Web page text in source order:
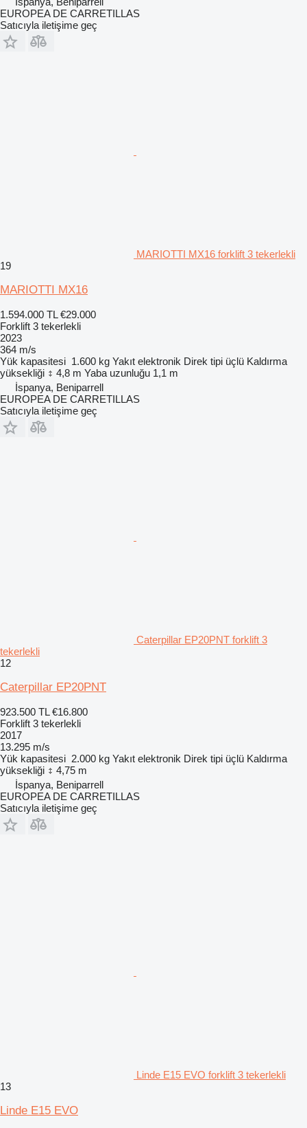
EUROPEA DE CARRETILLAS
Satıcıyla iletişime geç
MARIOTTI MX16 forklift 3 tekerlekli
19
MARIOTTI MX16
1.594.000 TL €29.000
Forklift 3 tekerlekli
2023
364 m/s
Yük kapasitesi 1.600 kg Yakıt elektronik Direk tipi üçlü Kaldırma
yüksekliği
4,8 m Yaba uzunluğu 1,1 m
İspanya, Beniparrell
EUROPEA DE CARRETILLAS
Satıcıyla iletişime geç
Caterpillar EP20PNT forklift 3
tekerlekli
12
Caterpillar EP20PNT
923.500 TL €16.800
Forklift 3 tekerlekli
2017
13.295 m/s
Yük kapasitesi 2.000 kg Yakıt elektronik Direk tipi üçlü Kaldırma
yüksekliği
4,75 m
İspanya, Beniparrell
EUROPEA DE CARRETILLAS
Satıcıyla iletişime geç
Linde E15 EVO forklift 3 tekerlekli
13
Linde E15 EVO